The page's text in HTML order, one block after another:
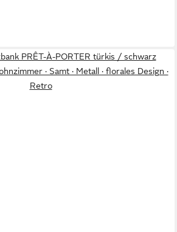
PRÊT-À-PORTER türkis / schwarz
· Samt · Metall · florales Design ·
Retro